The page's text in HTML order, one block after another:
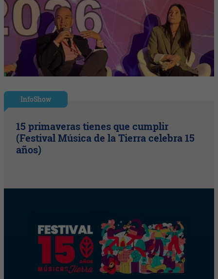
InfoShow
15 primaveras tienes que cumplir
(Festival Música de la Tierra celebra 15
años)